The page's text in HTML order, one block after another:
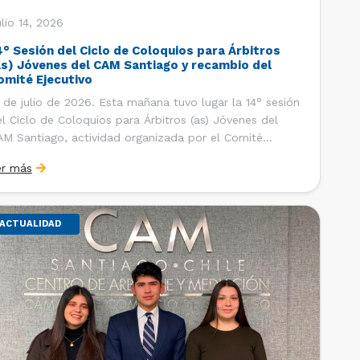
14, 2026
Sesión del Ciclo de Coloquios para Árbitros
Jóvenes del CAM Santiago y recambio del
Ejecutivo
de julio de 2026. Esta mañana tuvo lugar la 14° sesión
Ciclo de Coloquios para Árbitros (as) Jóvenes del
Santiago, actividad organizada por el Comité
y Relaciones Internacionales del Centro, con la
de que los integrantes […]
más
ACTUALIDAD